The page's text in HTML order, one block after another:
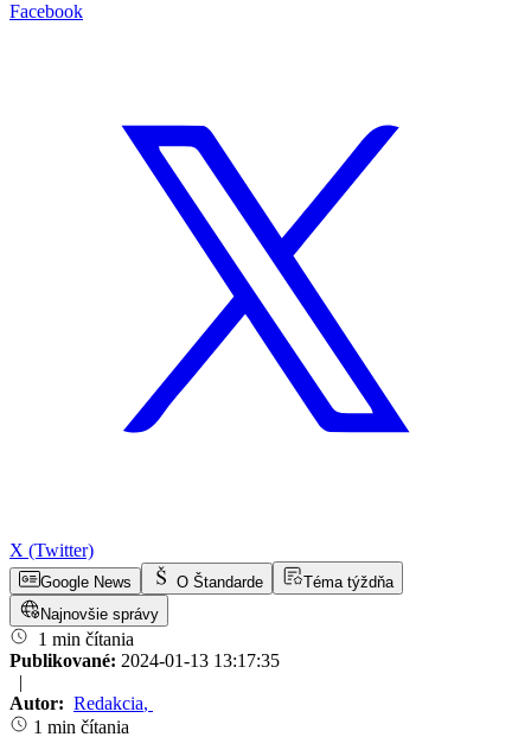
Facebook
X (Twitter)
Google News O Štandarde
Téma týždňa
Najnovšie správy
1 min čítania
Publikované: 2024-01-13 13:17:35
|
Autor: Redakcia,
1 min čítania